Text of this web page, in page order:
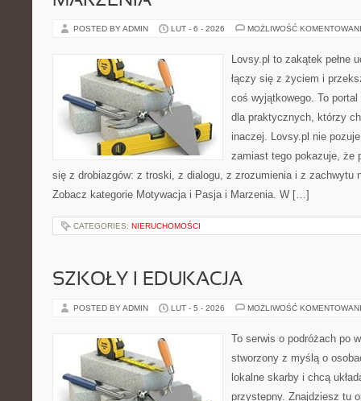
POSTED BY ADMIN LUT - 6 - 2026 MOŻLIWOŚĆ
Lovsy.pl to zakątek pełne
łączy się z życiem i
coś wyjątkowego. To
dla praktycznych, którzy
inaczej. Lovsy.pl nie
zamiast tego pokazuje, że
się z drobiazgów: z troski, z dialogu, z zrozumienia i z zachwytu
Zobacz kategorie Motywacja i Pasja i Marzenia. W […]
CATEGORIES: NIERUCHOMOŚCI
SZKOŁY I EDUKACJA
POSTED BY ADMIN LUT - 5 - 2026 MOŻLIWOŚĆ
To serwis o podróżach po
stworzony z myślą o
lokalne skarby i chcą
przystępny. Znajdziesz tu